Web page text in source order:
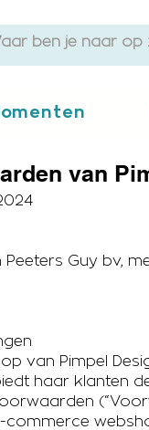
van
Peeters Guy bv,
van Pimpel
haar klanten